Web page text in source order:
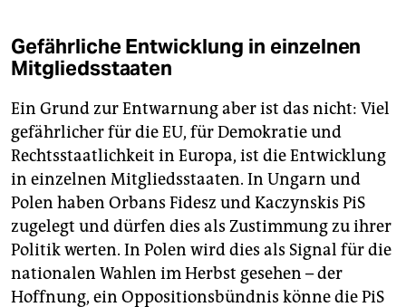
Gefährliche Entwicklung in einzelnen
Mitgliedsstaaten
Ein Grund zur Entwarnung aber ist das nicht: Viel
gefährlicher für die EU, für Demokratie und
Rechtsstaatlichkeit in Europa, ist die Entwicklung
in einzelnen Mitgliedsstaaten. In Ungarn und
Polen haben Orbans Fidesz und Kaczynskis PiS
zugelegt und dürfen dies als Zustimmung zu ihrer
Politik werten. In Polen wird dies als Signal für die
nationalen Wahlen im Herbst gesehen – der
Hoffnung, ein Oppositionsbündnis könne die PiS